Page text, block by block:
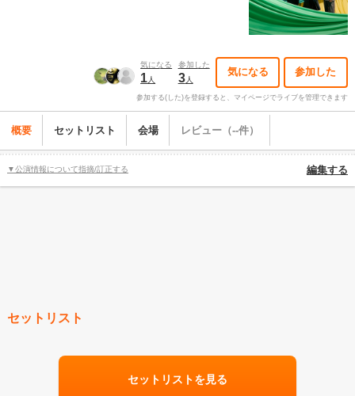
気になる
1人
参加した
3人
気になる 参加した
参加する(した)を登録すると、マイページでライブを管理できます
概要 セットリスト 会場 レビュー（--件）
▼公演情報について指摘/訂正する 編集する
セットリスト
セットリストを見る